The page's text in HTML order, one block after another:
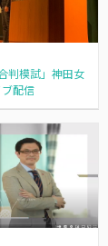
判模試」神田女
配信